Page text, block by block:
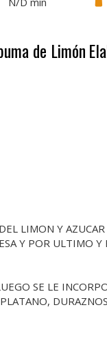
de Limón
LIMON Y
Y POR ULTIMO Y
SE LE